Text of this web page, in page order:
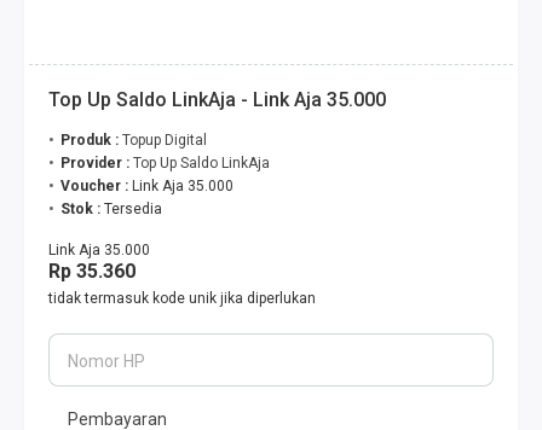
Top Up Saldo LinkAja - Link Aja 35.000
Produk : Topup Digital
Provider : Top Up Saldo LinkAja
Voucher : Link Aja 35.000
Stok : Tersedia
Link Aja 35.000
Rp 35.360
tidak termasuk kode unik jika diperlukan
Nomor HP
Pembayaran